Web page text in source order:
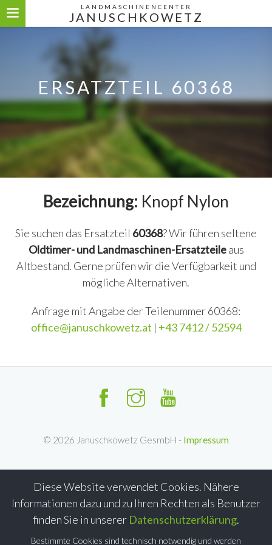
LANDMASCHINENCENTER
JANUSCHKOWETZ
Diese Website verwendet Cookies. Nähere
Informationen dazu und zu Ihren Rechten als Benutzer
finden Sie in unserer Datenschutzerklärung.
Bestimmte Cookies sind technisch notwendig und werden
ERSATZTEIL 60368
Bezeichnung: Knopf Nylon
Sie suchen das Ersatzteil 60368? Wir führen seltene
Oldtimer- und Landmaschinen-Ersatzteileaus
Altbestand. Gerne prüfen wir die Verfügbarkeit und
mögliche Alternativen.
Anfrage mit Angabe der Teilenummer 60368:
office@januschkowetz.at | +43 7412 / 52594
© 2026 Januschkowetz GesmbH - Impressum